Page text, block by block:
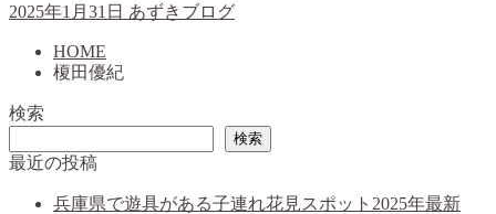
2025年1月31日 あずきブログ
HOME
榎田優紀
検索
検索
最近の投稿
兵庫県で遊具がある子連れ花見スポット2025年最新